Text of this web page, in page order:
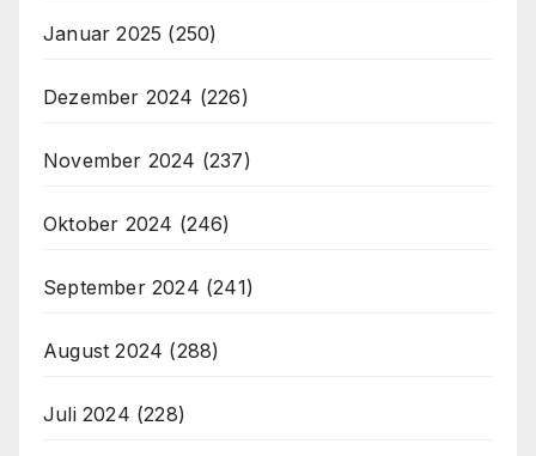
Januar 2025 (250)
Dezember 2024 (226)
November 2024 (237)
Oktober 2024 (246)
September 2024 (241)
August 2024 (288)
Juli 2024 (228)